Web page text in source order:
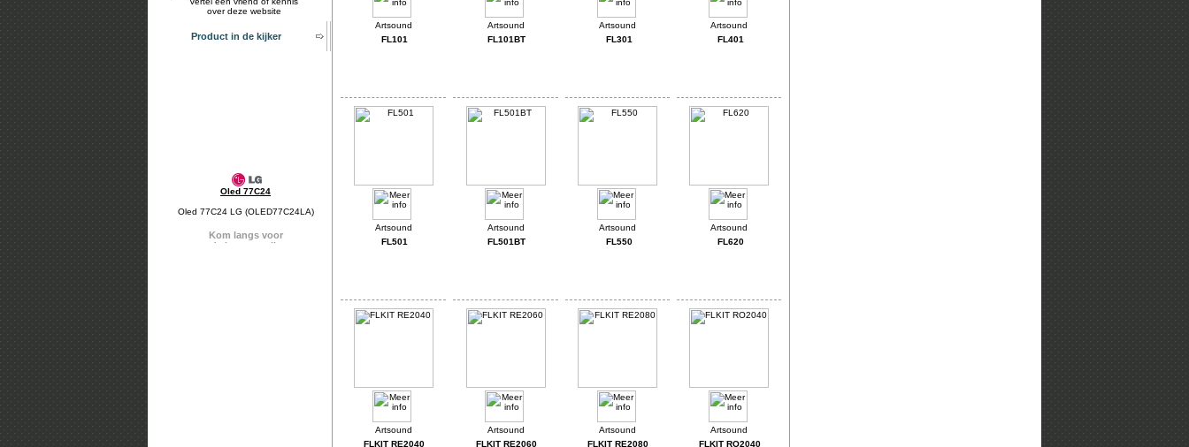
over deze website
Product in de kijker
Oled 77C24
Oled 77C24 LG (OLED77C24LA)
FL101 FL101BT FL301 FL401
FL501 FL501BT FL550 FL620
FLKIT RE2040 FLKIT RE2060 FLKIT RE2080 FLKIT RO2040